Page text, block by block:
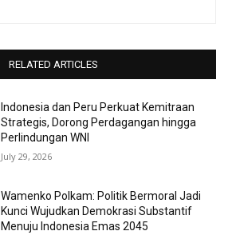
RELATED ARTICLES
Indonesia dan Peru Perkuat Kemitraan
Strategis, Dorong Perdagangan hingga
Perlindungan WNI
July 29, 2026
Wamenko Polkam: Politik Bermoral Jadi
Kunci Wujudkan Demokrasi Substantif
Menuju Indonesia Emas 2045